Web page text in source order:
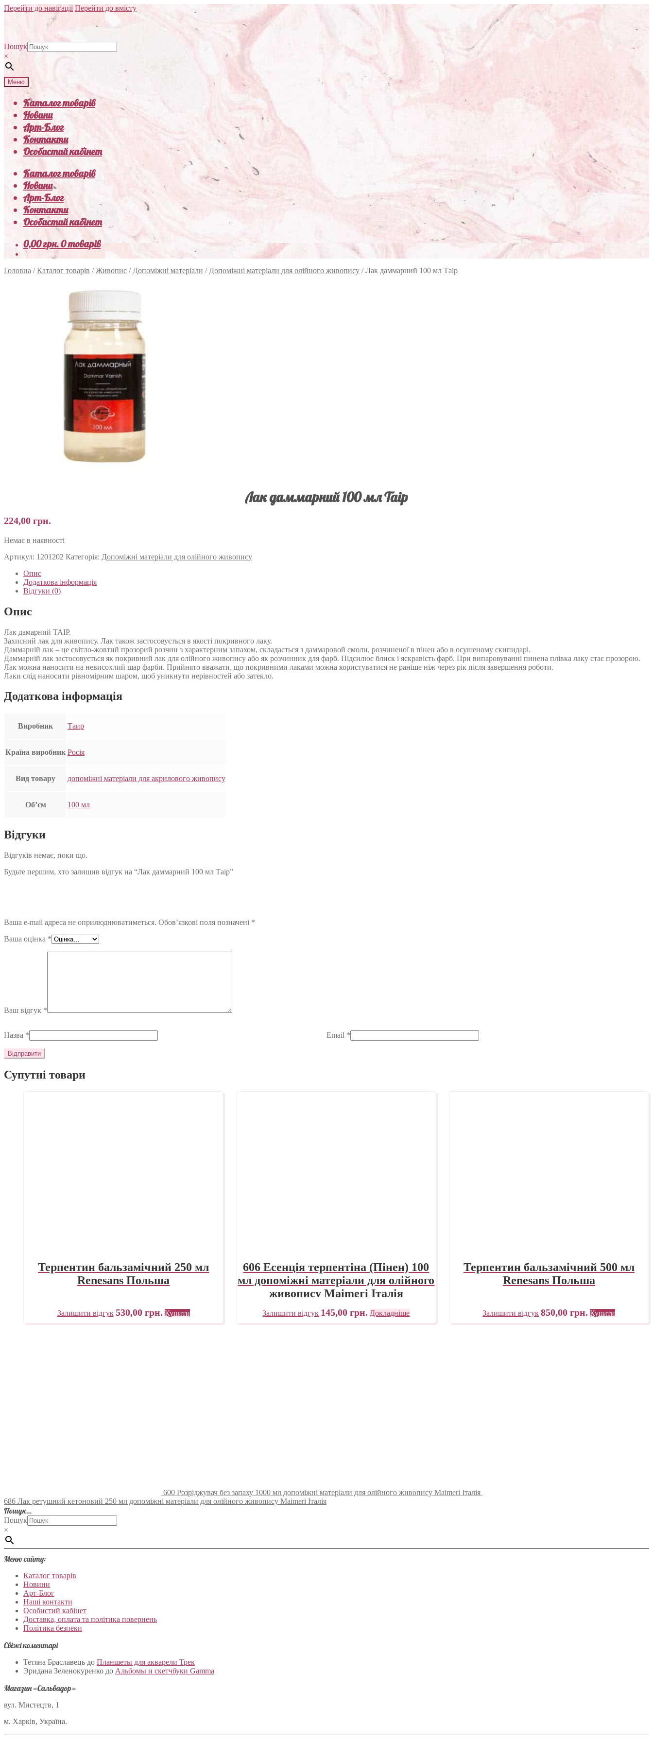
Перейти до навігації Перейти до вмісту
Пошук
×
Меню
Каталог товарів
Новини
Арт-Блог
Контакти
Особистий кабінет
Каталог товарів
Новини
Арт-Блог
Контакти
Особистий кабінет
0,00грн.0 товарів
Головна /Каталог товарів /Живопис / Допоміжні матеріали / Допоміжні матеріали для олійного живопису /Лак даммарний 100 мл Таір
Лак даммарний 100 мл Таір
224,00 грн.
Немає в наявності
Артикул: 1201202 Категорія: Допоміжні матеріали для олійного живопису
Опис
Додаткова інформація
Відгуки (0)
Опис
Лак дамарний ТАІР.
Захисний лак для живопису. Лак також застосовується в якості покривного лаку.
Даммарній лак – це світло-жовтий прозорий розчин з характерним запахом, складається з даммаровой смоли, розчиненої в пінен або в осушеному скипидарі.
Даммарній лак застосовується як покривний лак для олійного живопису або як розчинник для фарб. Підсилює блиск і яскравість фарб. При випаровуванні пинена плівка лаку стає прозорою.
Лак можна наносити на невисохлий шар фарби. Прийнято вважати, що покривними лаками можна користуватися не раніше ніж через рік після завершення роботи.
Лаки слід наносити рівномірним шаром, щоб уникнути нерівностей або затекло.
Додаткова інформація
Виробник Таир
Країна виробник Росія
Вид товару допоміжні матеріали для акрилового живопису
Об’єм 100 мл
Відгуки
Відгуків немає, поки що.
Будьте першим, хто залишив відгук на “Лак даммарний 100 мл Таір”
Ваша e-mail адреса не оприлюднюватиметься. Обов’язкові поля позначені *
Ваша оцінка *
Ваш відгук *
Назва * Email *
Супутні товари
Терпентин бальзамічний 250 мл
Renesans Польша
Залишити відгук 530,00 грн. Купити
606 Есенція терпентіна (Пінен) 100
мл допоміжні матеріали для олійного
живопису Maimeri Італія
Залишити відгук 145,00грн. Докладніше
Терпентин бальзамічний 500 мл
Renesans Польша
Залишити відгук 850,00грн. Купити
600 Розріджувач без запаху 1000 мл допоміжні матеріали для олійного живопису Maimeri Італія
686 Лак ретушний кетоновий 250 мл допоміжні матеріали для олійного живопису Maimeri Італія
Пошук…
Пошук
×
Меню сайту:
Каталог товарів
Новини
Арт-Блог
Наші контакти
Особистий кабінет
Доставка, оплата та політика повернень
Політика безпеки
Свіжі коментарі
Тетяна Браславець до Планшеты для акварели Трек
Эридана Зеленокуренко до Альбомы и скетчбуки Gamma
Магазин «Сальвадор»
вул. Мистецтв, 1
м. Харків, Україна.